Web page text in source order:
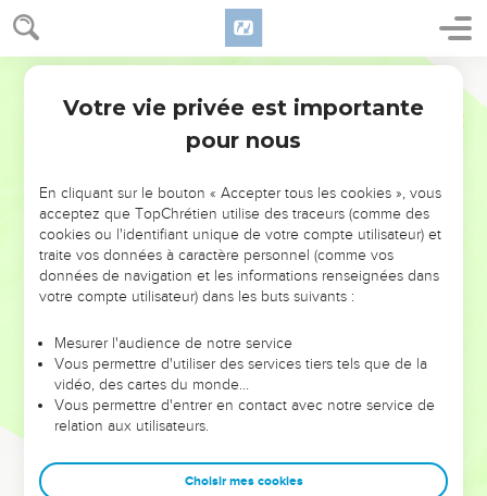
NE MANQUEZ PAS L’ÉVÉNEMENT
DE L’ANNÉE !
ET SI LEURS ERREURS POUVAIENT VOUS ÉVITER LES
VOTRES ?
leur foi ou leur vision. Mais on voit moins les doutes, les erreurs
et les saisons difficiles qu'ils ont traversés, alors même que ce
sont elles qui les ont façonnés.
Dans cette conférence, leaders, entrepreneurs, et responsables
clés pour avancer avec plus de sagesse afin que leurs erreurs
Votre vie privée est importante
pour nous
En cliquant sur le bouton « Accepter tous les cookies », vous
acceptez que TopChrétien utilise des traceurs (comme des
cookies ou l'identifiant unique de votre compte utilisateur) et
traite vos données à caractère personnel (comme vos
données de navigation et les informations renseignées dans
votre compte utilisateur) dans les buts suivants :
Mesurer l'audience de notre service
Vous permettre d'utiliser des services tiers tels que de la
vidéo, des cartes du monde…
Vous permettre d'entrer en contact avec notre service de
relation aux utilisateurs.
Choisir mes cookies